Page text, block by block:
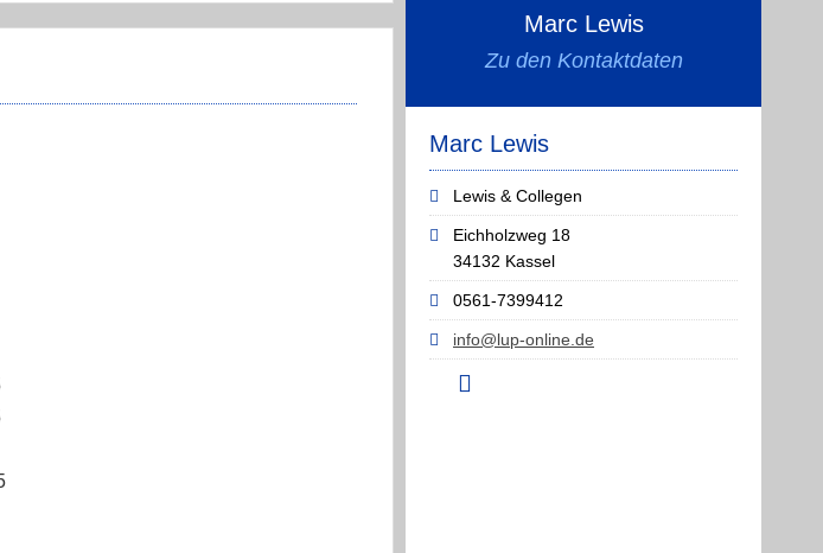
Marc Lewis
Zu den Kontaktdaten
Marc Lewis
Lewis & Collegen
Eichholzweg 18
34132 Kassel
0561-7399412
info@lup-online.de